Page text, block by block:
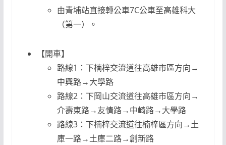
由青埔站直接轉公車7C公車至高雄科大
（第一）。
【開車】
路線1：下楠梓交流道往高雄市區方向→
中興路→大學路
路線2：下岡山交流道往高雄市區方向→
介壽東路→友情路→中崎路→大學路
路線3：下楠梓交流道往楠梓區方向→土
庫一路→土庫二路→創新路